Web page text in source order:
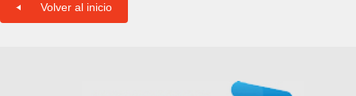
Volver al inicio